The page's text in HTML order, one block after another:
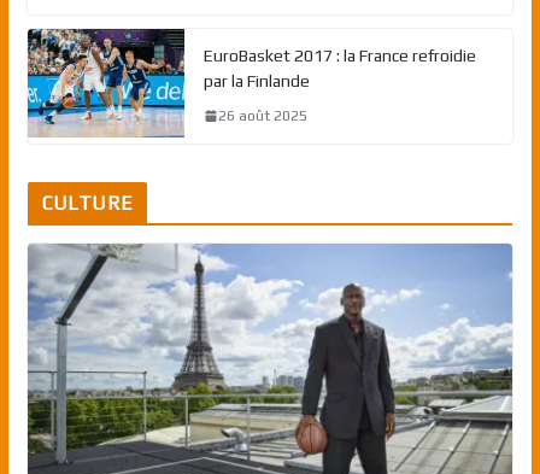
EuroBasket 2017 : la France refroidie
par la Finlande
26 août 2025
CULTURE